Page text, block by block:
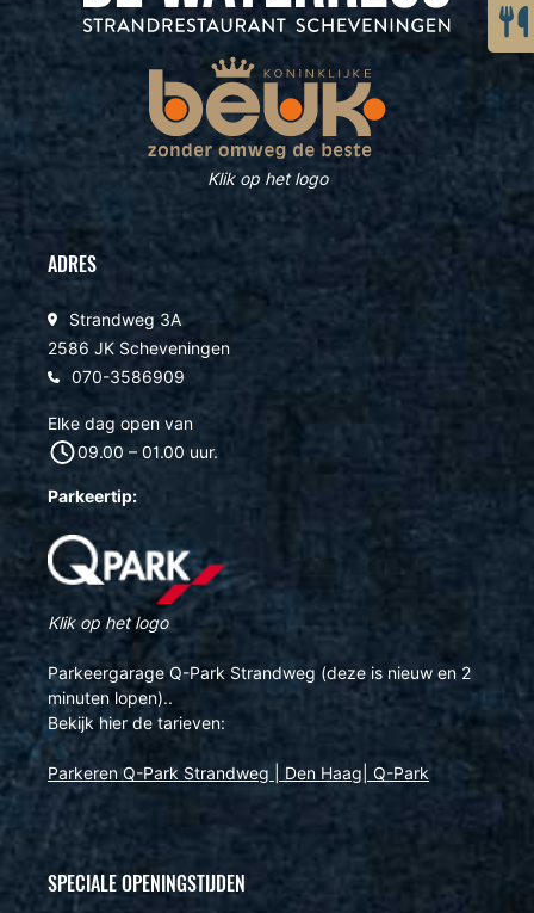
Klik op het logo
ADRES
Strandweg 3A
2586 JK Scheveningen
070-3586909
Elke dag open van
09.00 – 01.00 uur.
Parkeertip:
Klik op het logo
Parkeergarage Q-Park Strandweg (deze is nieuw en 2
minuten lopen)..
Bekijk hier de tarieven:
Parkeren Q-Park Strandweg | Den Haag| Q-Park
SPECIALE OPENINGSTIJDEN